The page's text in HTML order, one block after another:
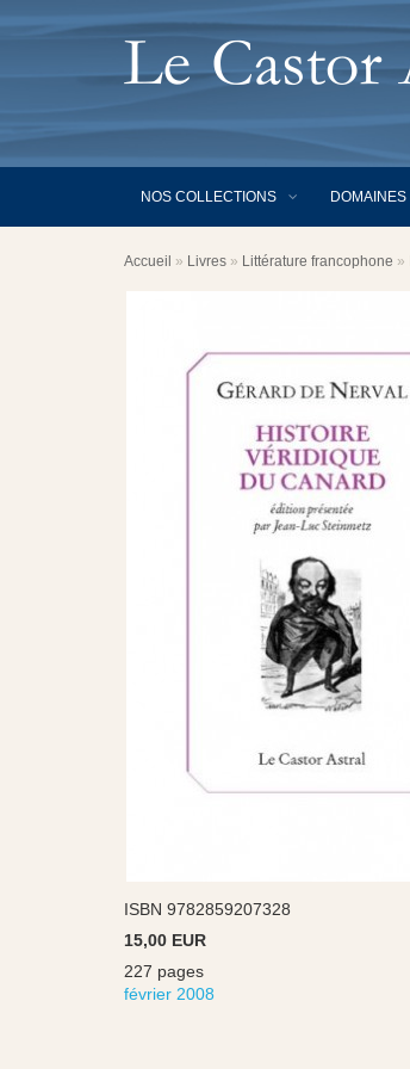
NOS COLLECTIONS DOMAINES
Accueil » Livres » Littérature francophone »
ISBN 9782859207328
15,00 EUR
227 pages
février 2008